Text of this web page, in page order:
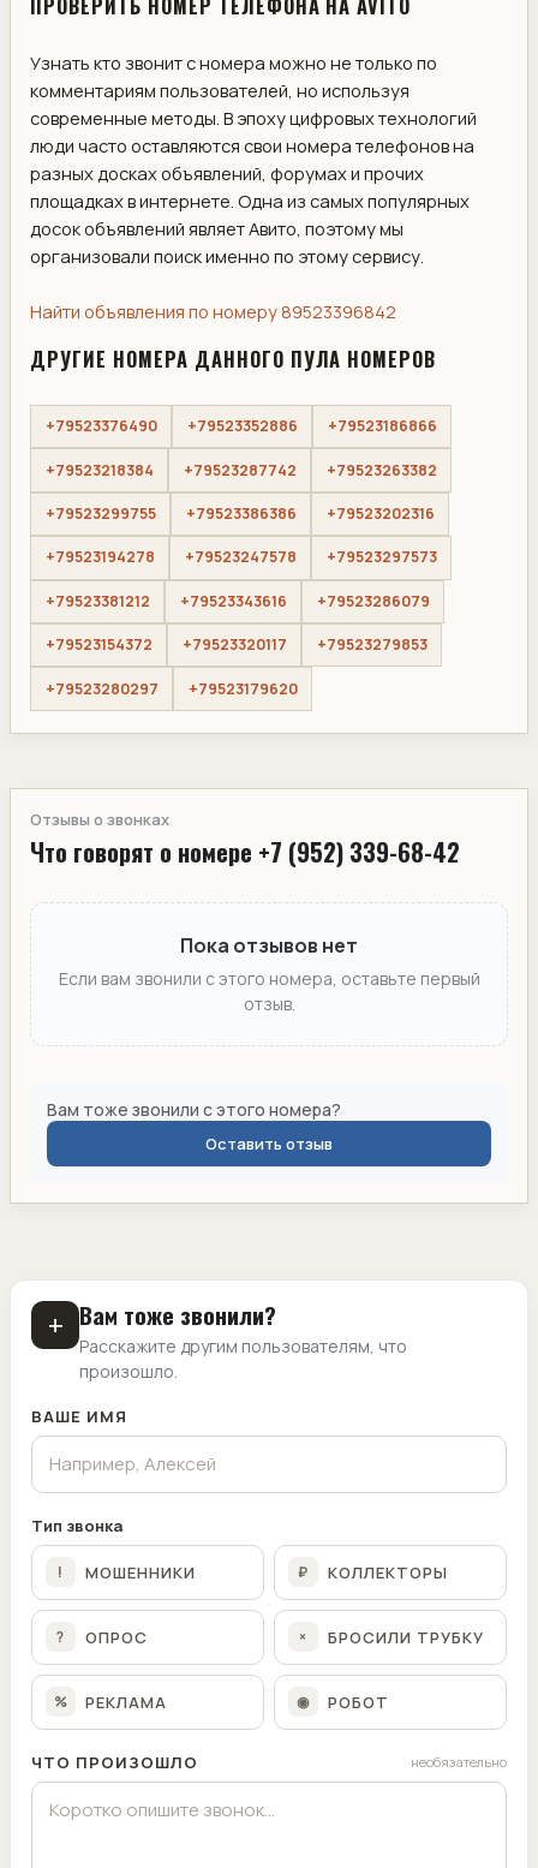
ПРОВЕРИТЬ НОМЕР ТЕЛЕФОНА НА AVITO
Узнать кто звонит с номера можно не только по
комментариям пользователей, но используя
современные методы. В эпоху цифровых технологий
люди часто оставляются свои номера телефонов на
разных досках объявлений, форумах и прочих
площадках в интернете. Одна из самых популярных
досок объявлений являет Авито, поэтому мы
организовали поиск именно по этому сервису.
Найти объявления по номеру 89523396842
ДРУГИЕ НОМЕРА ДАННОГО ПУЛА НОМЕРОВ
+79523376490 +79523352886 +79523186866
+79523218384 +79523287742 +79523263382
+79523299755 +79523386386 +79523202316
+79523194278 +79523247578 +79523297573
+79523381212 +79523343616 +79523286079
+79523154372 +79523320117 +79523279853
+79523280297 +79523179620
Отзывы о звонках
Что говорят о номере +7 (952) 339-68-42
Пока отзывов нет
Если вам звонили с этого номера, оставьте первый
отзыв.
Вам тоже звонили с этого номера?
Оставить отзыв
+ Вам тоже звонили?
Расскажите другим пользователям, что
произошло.
ВАШЕ ИМЯ
Тип звонка
! МОШЕННИКИ ₽ КОЛЛЕКТОРЫ
? ОПРОС × БРОСИЛИ ТРУБКУ
% РЕКЛАМА ◉ РОБОТ
ЧТО ПРОИЗОШЛО необязательно